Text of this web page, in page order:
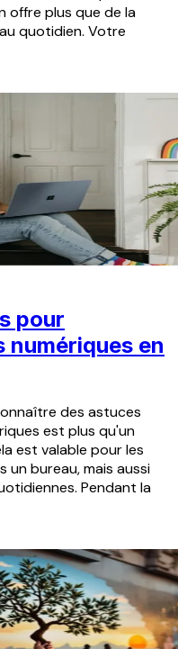
offre plus que de la
quotidien. Votre
pour
numériques en
des astuces
est plus qu'un
est valable pour les
un bureau, mais aussi
Pendant la